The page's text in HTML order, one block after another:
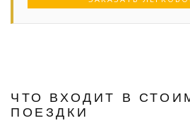
ЧТО ВХОДИТ В
ПОЕЗДКИ